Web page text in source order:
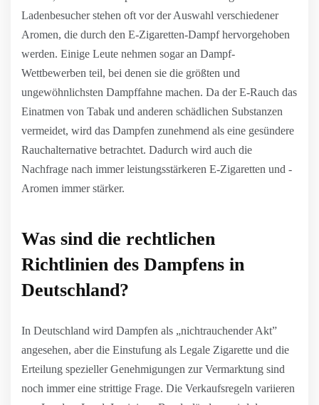
Ladenbesucher stehen oft vor der Auswahl verschiedener
Aromen, die durch den E-Zigaretten-Dampf hervorgehoben
werden. Einige Leute nehmen sogar an Dampf-
Wettbewerben teil, bei denen sie die größten und
ungewöhnlichsten Dampffahne machen. Da der E-Rauch das
Einatmen von Tabak und anderen schädlichen Substanzen
vermeidet, wird das Dampfen zunehmend als eine gesündere
Rauchalternative betrachtet. Dadurch wird auch die
Nachfrage nach immer leistungsstärkeren E-Zigaretten und -
Aromen immer stärker.
Was sind die rechtlichen
Richtlinien des Dampfens in
Deutschland?
In Deutschland wird Dampfen als „nichtrauchender Akt”
angesehen, aber die Einstufung als Legale Zigarette und die
Erteilung spezieller Genehmigungen zur Vermarktung sind
noch immer eine strittige Frage. Die Verkaufsregeln variieren